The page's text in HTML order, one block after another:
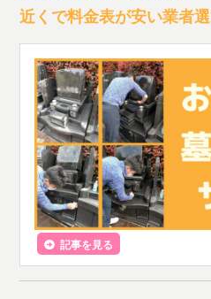
近くで料金表が安い業者
記事を見る